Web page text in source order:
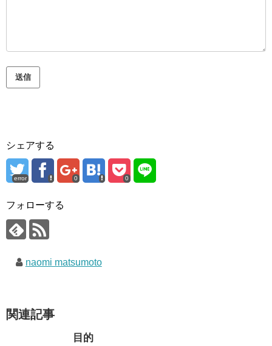
送信
シェアする
error 0 0
フォローする
naomi matsumoto
関連記事
目的